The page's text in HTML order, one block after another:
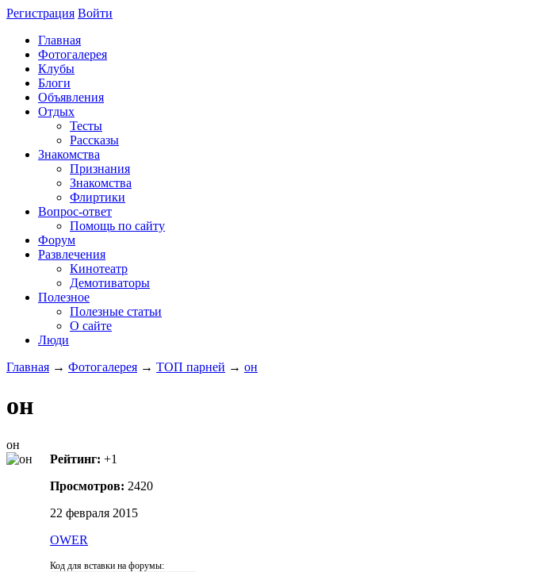
Регистрация Войти
Главная
Фотогалерея
Клубы
Блоги
Объявления
Отдых
Тесты
Рассказы
Знакомства
Признания
Знакомства
Флиртики
Вопрос-ответ
Помощь по сайту
Форум
Развлечения
Кинотеатр
Демотиваторы
Полезное
Полезные статьи
О сайте
Люди
Главная → Фотогалерея → ТОП парней → он
он
он
Рейтинг: +1
Просмотров: 2420
22 февраля 2015
OWER
Код для вставки на форумы: